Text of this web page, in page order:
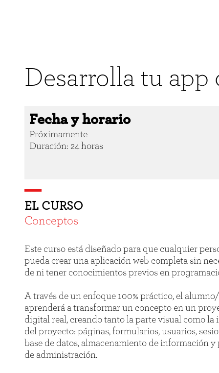
Desarrolla tu app
Fecha y horario
Próximamente
Duración: 24 horas
EL CURSO
Conceptos
Este curso está diseñado para que cualquier
pueda crear una aplicación web completa sin
de ni tener conocimientos previos en
A través de un enfoque 100% práctico, el
aprenderá a transformar un concepto en un
digital real, creando tanto la parte visual como la
del proyecto: páginas, formularios, usuarios,
base de datos, almacenamiento de información y
de administración.